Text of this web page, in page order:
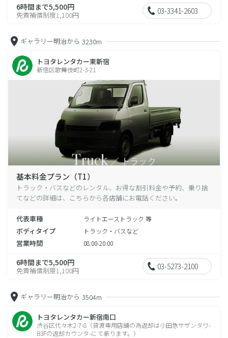
6時間まで5,500円
免責補償制度1,100円 03-3341-2603
ギャラリー明治から 3230m
トヨタレンタカー東新宿
新宿区歌舞伎町2-3-21
基本料金プラン（T1）
トラック・バスなどのレンタル、お得な割引料金や予約、乗り捨
てなどの詳細は、こちらから各店舗にお電話ください。
代表車種 ライトエーストラック 等
ボディタイプ トラック・バスなど
営業時間 08:00-20:00
6時間まで5,500円
免責補償制度1,100円 03-5273-2100
ギャラリー明治から 3504m
トヨタレンタカー新宿南口
渋谷区代々木2-7-8（貸渡専用店舗の為返却は小田急サザンタワ-
B3Fの返却カウンタ-にて承ります。）